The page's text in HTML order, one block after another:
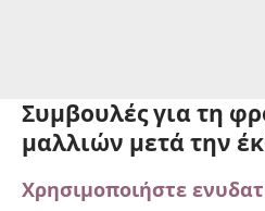
Συμβουλές για τη
μαλλιών μετά την
Χρησιμοποιήστε